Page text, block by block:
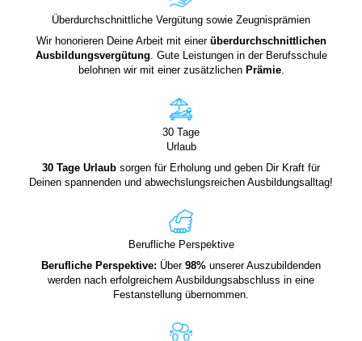
Überdurchschnittliche Vergütung sowie Zeugnisprämien
Wir honorieren Deine Arbeit mit einer überdurchschnittlichen
Ausbildungsvergütung. Gute Leistungen in der Berufsschule
belohnen wir mit einer zusätzlichen Prämie.
30 Tage
Urlaub
30 Tage Urlaub sorgen für Erholung und geben Dir Kraft für
Deinen spannenden und abwechslungsreichen Ausbildungsalltag!
Berufliche Perspektive
Berufliche Perspektive: Über 98% unserer Auszubildenden
werden nach erfolgreichem Ausbildungsabschluss in eine
Festanstellung übernommen.